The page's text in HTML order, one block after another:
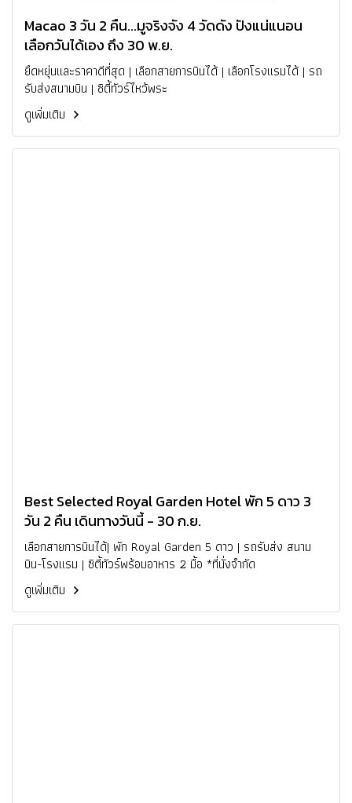
Macao 3 วัน 2 คืน...มูจริงจัง 4 วัดดัง ปังแน่แนอน
เลือกวันได้เอง ถึง 30 พ.ย.
ยึดหยุ่นและราคาดีที่สุด | เลือกสายการบินได้ | เลือกโรงแรมได้ | รถ
รับส่งสนามบิน | ซิตี้ทัวร์ไหว้พระ
ดูเพิ่มเติม
Best Selected Royal Garden Hotel พัก 5 ดาว 3
วัน 2 คืน เดินทางวันนี้ - 30 ก.ย.
เลือกสายการบินได้| พัก Royal Garden 5 ดาว | รถรับส่ง สนาม
บิน-โรงแรม | ซิตี้ทัวร์พร้อมอาหาร 2 มื้อ *ที่นั่งจำกัด
ดูเพิ่มเติม